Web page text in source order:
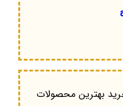
بهترین محصولات